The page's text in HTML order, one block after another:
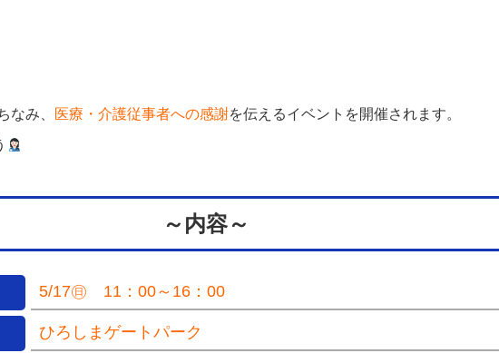
なみ、 医療・介護従事者への感謝を伝えるイベントを開催されます。
～内容～
5/17㊐ 11：00～16：00
ひろしまゲートパーク